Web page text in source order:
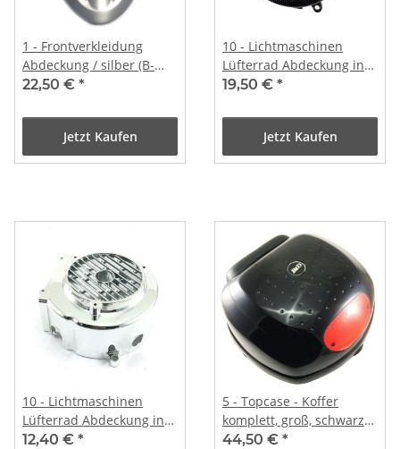
1 - Frontverkleidung
Abdeckung / silber (B-
WARE)
22,50 € *
Jetzt Kaufen
10 - Lichtmaschinen
Lüfterrad Abdeckung in
CARBON Look
19,50 € *
Jetzt Kaufen
10 - Lichtmaschinen
Lüfterrad Abdeckung in
CHROME
12,40 € *
5 - Topcase - Koffer
komplett, groß, schwarz
lack, 44 l
44,50 € *